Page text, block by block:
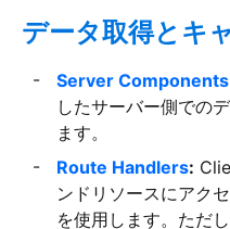
データ取得とキ
Server Components
したサーバー側での
ます。
Route Handlers:
ンドリソースにアク
を使用します。ただ